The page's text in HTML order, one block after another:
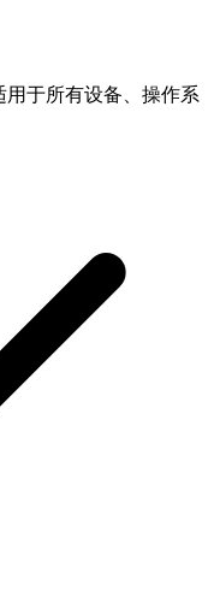
于所有设备、操作系